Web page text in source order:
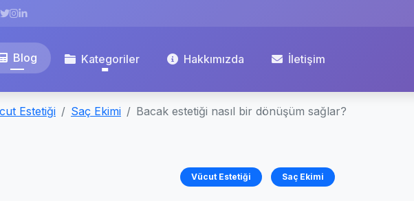
Blog Kategoriler Hakkımızda İletişim
Estetiği Saç Ekimi Bacak estetiği nasıl bir dönüşüm sağlar?
Vücut Estetiği Saç Ekimi